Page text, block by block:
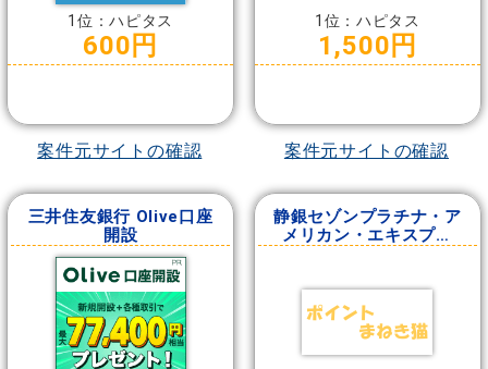
1位：ハピタス
600円
案件元サイトの確認
1位：ハピタス
1,500円
案件元サイトの確認
三井住友銀行 Olive口座
開設
静銀セゾンプラチナ・ア
メリカン・エキスプレ